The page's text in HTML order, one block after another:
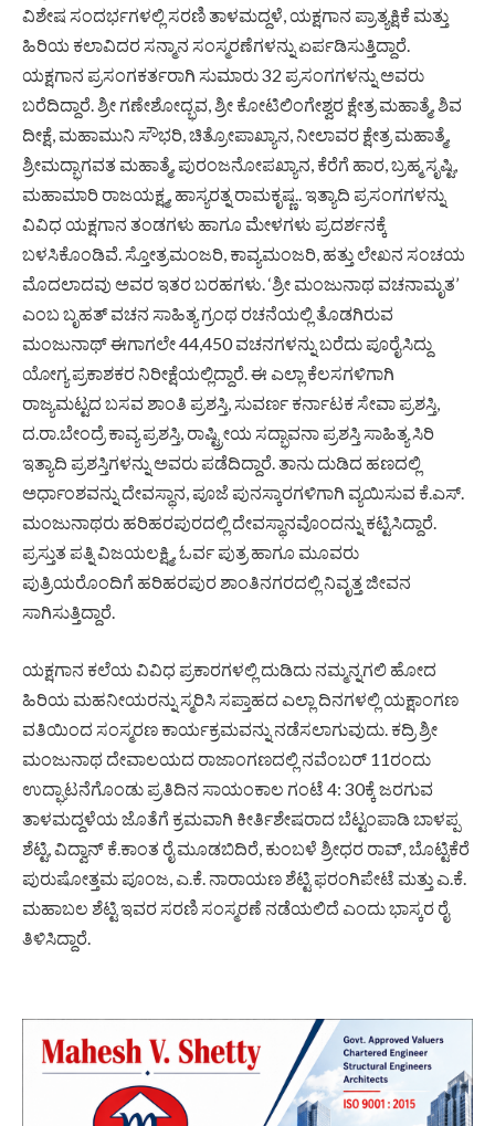
ವಿಶೇಷ ಸಂದರ್ಭಗಳಲ್ಲಿ ಸರಣಿ ತಾಳಮದ್ದಳೆ, ಯಕ್ಷಗಾನ ಪ್ರಾತ್ಯಕ್ಷಿಕೆ ಮತ್ತು
ಹಿರಿಯ ಕಲಾವಿದರ ಸನ್ಮಾನ ಸಂಸ್ಮರಣೆಗಳನ್ನು ಏರ್ಪಡಿಸುತ್ತಿದ್ದಾರೆ.
ಯಕ್ಷಗಾನ ಪ್ರಸಂಗಕರ್ತರಾಗಿ ಸುಮಾರು 32 ಪ್ರಸಂಗಗಳನ್ನು ಅವರು
ಬರೆದಿದ್ದಾರೆ. ಶ್ರೀ ಗಣೇಶೋದ್ಭವ, ಶ್ರೀ ಕೋಟಿಲಿಂಗೇಶ್ವರ ಕ್ಷೇತ್ರ ಮಹಾತ್ಮೆ, ಶಿವ
ದೀಕ್ಷೆ, ಮಹಾಮುನಿ ಸೌಭರಿ, ಚಿತ್ರೋಪಾಖ್ಯಾನ, ನೀಲಾವರ ಕ್ಷೇತ್ರ ಮಹಾತ್ಮೆ,
ಶ್ರೀಮದ್ಭಾಗವತ ಮಹಾತ್ಮೆ, ಪುರಂಜನೋಪಖ್ಯಾನ, ಕೆರೆಗೆ ಹಾರ, ಬ್ರಹ್ಮ ಸೃಷ್ಟಿ,
ಮಹಾಮಾರಿ ರಾಜಯಕ್ಷ್ಮ, ಹಾಸ್ಯರತ್ನ ರಾಮಕೃಷ್ಣ.. ಇತ್ಯಾದಿ ಪ್ರಸಂಗಗಳನ್ನು
ವಿವಿಧ ಯಕ್ಷಗಾನ ತಂಡಗಳು ಹಾಗೂ ಮೇಳಗಳು ಪ್ರದರ್ಶನಕ್ಕೆ
ಬಳಸಿಕೊಂಡಿವೆ. ಸ್ತೋತ್ರಮಂಜರಿ, ಕಾವ್ಯಮಂಜರಿ, ಹತ್ತು ಲೇಖನ ಸಂಚಯ
ಮೊದಲಾದವು ಅವರ ಇತರ ಬರಹಗಳು. ‘ಶ್ರೀ ಮಂಜುನಾಥ ವಚನಾಮೃತ’
ಎಂಬ ಬೃಹತ್ ವಚನ ಸಾಹಿತ್ಯ ಗ್ರಂಥ ರಚನೆಯಲ್ಲಿ ತೊಡಗಿರುವ
ಮಂಜುನಾಥ್ ಈಗಾಗಲೇ 44,450 ವಚನಗಳನ್ನು ಬರೆದು ಪೂರೈಸಿದ್ದು
ಯೋಗ್ಯ ಪ್ರಕಾಶಕರ ನಿರೀಕ್ಷೆಯಲ್ಲಿದ್ದಾರೆ. ಈ ಎಲ್ಲಾ ಕೆಲಸಗಳಿಗಾಗಿ
ರಾಜ್ಯಮಟ್ಟದ ಬಸವ ಶಾಂತಿ ಪ್ರಶಸ್ತಿ, ಸುವರ್ಣ ಕರ್ನಾಟಕ ಸೇವಾ ಪ್ರಶಸ್ತಿ,
ದ.ರಾ.ಬೇಂದ್ರೆ ಕಾವ್ಯ ಪ್ರಶಸ್ತಿ, ರಾಷ್ಟ್ರೀಯ ಸದ್ಭಾವನಾ ಪ್ರಶಸ್ತಿ ಸಾಹಿತ್ಯ ಸಿರಿ
ಇತ್ಯಾದಿ ಪ್ರಶಸ್ತಿಗಳನ್ನು ಅವರು ಪಡೆದಿದ್ದಾರೆ. ತಾನು ದುಡಿದ ಹಣದಲ್ಲಿ
ಅರ್ಧಾಂಶವನ್ನು ದೇವಸ್ಥಾನ, ಪೂಜೆ ಪುನಸ್ಕಾರಗಳಿಗಾಗಿ ವ್ಯಯಿಸುವ ಕೆ.ಎಸ್.
ಮಂಜುನಾಥರು ಹರಿಹರಪುರದಲ್ಲಿ ದೇವಸ್ಥಾನವೊಂದನ್ನು ಕಟ್ಟಿಸಿದ್ದಾರೆ.
ಪ್ರಸ್ತುತ ಪತ್ನಿ ವಿಜಯಲಕ್ಷ್ಮಿ, ಓರ್ವ ಪುತ್ರ ಹಾಗೂ ಮೂವರು
ಪುತ್ರಿಯರೊಂದಿಗೆ ಹರಿಹರಪುರ ಶಾಂತಿನಗರದಲ್ಲಿ ನಿವೃತ್ತ ಜೀವನ
ಸಾಗಿಸುತ್ತಿದ್ದಾರೆ.
ಯಕ್ಷಗಾನ ಕಲೆಯ ವಿವಿಧ ಪ್ರಕಾರಗಳಲ್ಲಿ ದುಡಿದು ನಮ್ಮನ್ನಗಲಿ ಹೋದ
ಹಿರಿಯ ಮಹನೀಯರನ್ನು ಸ್ಮರಿಸಿ ಸಪ್ತಾಹದ ಎಲ್ಲಾ ದಿನಗಳಲ್ಲಿ ಯಕ್ಷಾಂಗಣ
ವತಿಯಿಂದ ಸಂಸ್ಮರಣ ಕಾರ್ಯಕ್ರಮವನ್ನು ನಡೆಸಲಾಗುವುದು. ಕದ್ರಿ ಶ್ರೀ
ಮಂಜುನಾಥ ದೇವಾಲಯದ ರಾಜಾಂಗಣದಲ್ಲಿ ನವೆಂಬರ್ 11ರಂದು
ಉದ್ಘಾಟನೆಗೊಂಡು ಪ್ರತಿದಿನ ಸಾಯಂಕಾಲ ಗಂಟೆ 4: 30ಕ್ಕೆ ಜರಗುವ
ತಾಳಮದ್ದಳೆಯ ಜೊತೆಗೆ ಕ್ರಮವಾಗಿ ಕೀರ್ತಿಶೇಷರಾದ ಬೆಟ್ಟಂಪಾಡಿ ಬಾಳಪ್ಪ
ಶೆಟ್ಟಿ, ವಿದ್ವಾನ್ ಕೆ.ಕಾಂತ ರೈ ಮೂಡಬಿದಿರೆ, ಕುಂಬಳೆ ಶ್ರೀಧರ ರಾವ್, ಬೊಟ್ಟಿಕೆರೆ
ಪುರುಷೋತ್ತಮ ಪೂಂಜ, ಎ‌.ಕೆ. ನಾರಾಯಣ ಶೆಟ್ಟಿ ಫರಂಗಿಪೇಟೆ ಮತ್ತು ಎ.ಕೆ.
ಮಹಾಬಲ ಶೆಟ್ಟಿ ಇವರ ಸರಣಿ ಸಂಸ್ಮರಣೆ ನಡೆಯಲಿದೆ ಎಂದು ಭಾಸ್ಕರ ರೈ
ತಿಳಿಸಿದ್ದಾರೆ.